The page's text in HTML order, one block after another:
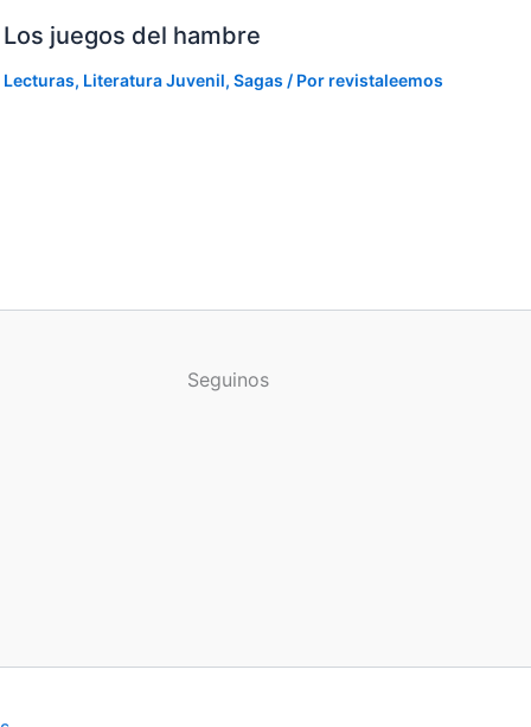
Los juegos del hambre
Lecturas, Literatura Juvenil,Sagas / Por revistaleemos
Seguinos